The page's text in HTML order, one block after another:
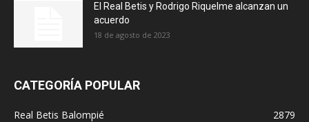
El Real Betis y Rodrigo Riquelme alcanzan un
acuerdo
18 de agosto de 2023
CATEGORÍA POPULAR
Real Betis Balompié
2879